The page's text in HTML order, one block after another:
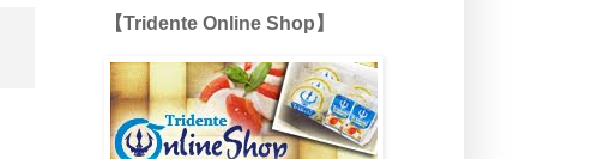
【Tridente Online Shop】